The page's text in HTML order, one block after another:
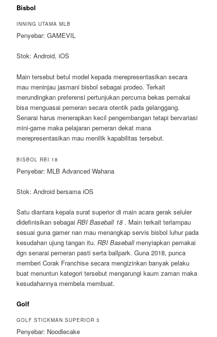
Bisbol
INNING UTAMA MLB
Penyebar: GAMEVIL
Stok: Android, iOS
Main tersebut betul model kepada merepresentasikan secara
mau meninjau jasmani bisbol sebagai prodeo. Terkait
merundingkan preferensi pertunjukan percuma bekas pemakai
bisa menguasai pemeran secara otentik pada gelanggang.
Senarai harus menerapkan kecil pengembangan tetapi bervariasi
mini-game maka pelajaran pemeran dekat mana
merepresentasikan mau menilik kapabilitas tersebut.
BISBOL RBI 18
Penyebar: MLB Advanced Wahana
Stok: Android bersama iOS
Satu diantara kepala surat superior di main acara gerak seluler
didefinisikan sebagaiRBI Baseball 18 . Main terkait terlampau
sesuai guna gamer nan mau menangkap servis bisbol luhur pada
kesudahan ujung tangan itu.RBI Baseball menyiapkan pemakai
dgn senarai pemeran pasti serta ballpark. Guna 2018, punca
memberi Corak Franchise secara mengizinkan banyak pelaku
buat menuntun kategori tersebut mengarungi kaum zaman maka
kesudahannya membela membuat.
Golf
GOLF STICKMAN SUPERIOR 3
Penyebar: Noodlecake